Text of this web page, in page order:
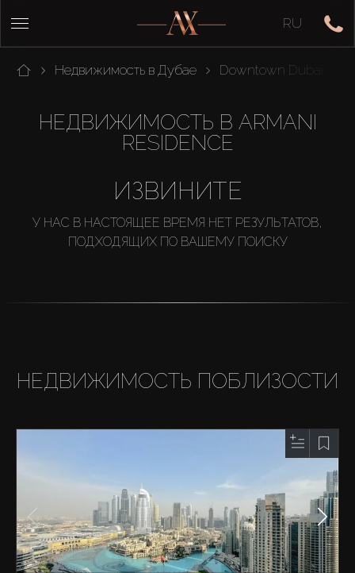
RU
Недвижимость в Дубае Downtown Dubai
НЕДВИЖИМОСТЬ В ARMANI
RESIDENCE
ИЗВИНИТЕ
У НАС В НАСТОЯЩЕЕ ВРЕМЯ НЕТ РЕЗУЛЬТАТОВ,
ПОДХОДЯЩИХ ПО ВАШЕМУ ПОИСКУ
НЕДВИЖИМОСТЬ ПОБЛИЗОСТИ